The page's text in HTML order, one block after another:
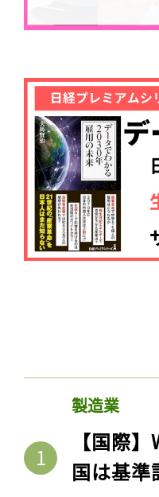
製造業
【国際
国は基準